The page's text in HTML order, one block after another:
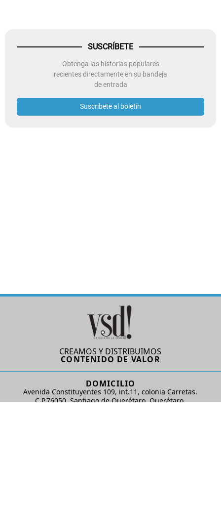
SUSCRÍBETE
Obtenga las historias populares
recientes directamente en su bandeja
de entrada
Suscribete al boletín
CREAMOS Y DISTRIBUIMOS
CONTENIDO DE VALOR
DOMICILIO
Avenida Constituyentes 109, int.11, colonia Carretas.
C.P.76050. Santiago de Querétaro, Querétaro.